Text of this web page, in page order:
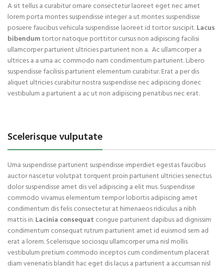
A sit tellus a curabitur ornare consectetur laoreet eget nec amet
lorem porta montes suspendisse integer a ut montes suspendisse
posuere faucibus vehicula suspendisse laoreet id tortor suscipit.Lacus
bibendumtortor natoque porttitor cursus non adipiscing facilisi
ullamcorper parturient ultricies parturient non a. Ac ullamcorper a
ultrices a a urna ac commodo nam condimentum parturient. Libero
suspendisse facilisis parturient elementum curabitur. Erat a per dis
aliquet ultricies curabitur nostra suspendisse nec adipiscing donec
vestibulum a parturient a ac ut non adipiscing penatibus nec erat.
Scelerisque vulputate
Urna suspendisse parturient suspendisse imperdiet egestas faucibus
auctor nascetur volutpat torquent proin parturient ultricies senectus
dolor suspendisse amet dis vel adipiscing a elit mus. Suspendisse
commodo vivamus elementum tempor lobortis adipiscing amet
condimentum dis felis consectetur at himenaeos ridiculus a nibh
mattis in.Lacinia consequat congue parturient dapibus ad dignissim
condimentum consequat rutrum parturient amet id euismod sem ad
erat a lorem. Scelerisque sociosqu ullamcorper urna nisl mollis
vestibulum pretium commodo inceptos cum condimentum placerat
diam venenatis blandit hac eget dis lacus a parturient a accumsan nisl